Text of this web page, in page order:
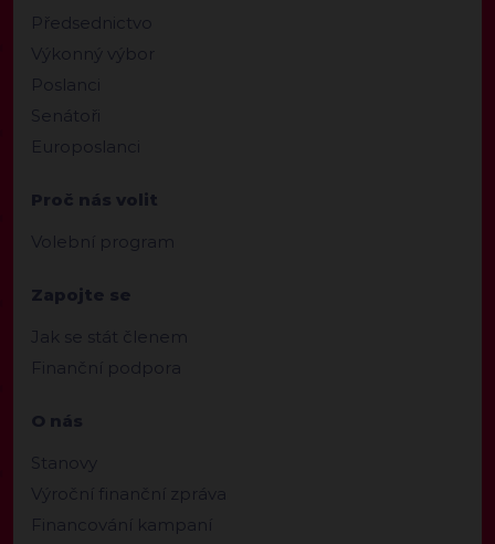
Předsednictvo
Výkonný výbor
Poslanci
Senátoři
Europoslanci
Proč nás volit
Volební program
Zapojte se
Jak se stát členem
Finanční podpora
O nás
Stanovy
Výroční finanční zpráva
Financování kampaní